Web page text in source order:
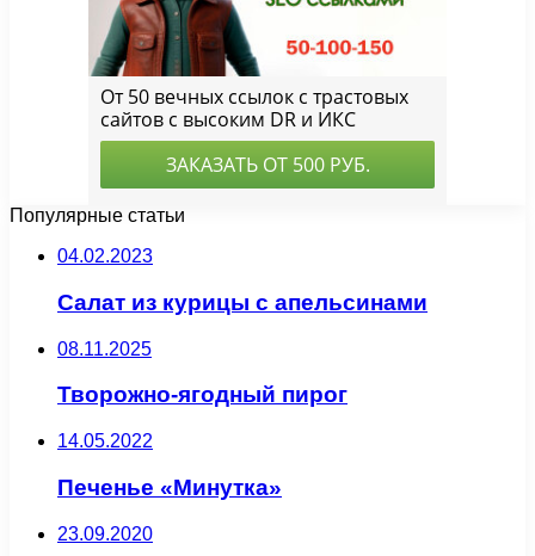
Популярные статьи
04.02.2023
Салат из курицы с апельсинами
08.11.2025
Творожно-ягодный пирог
14.05.2022
Печенье «Минутка»
23.09.2020